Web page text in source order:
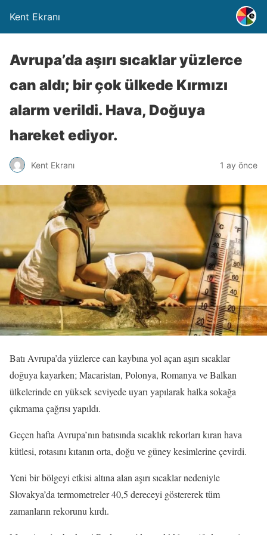
Kent Ekranı
Avrupa’da aşırı sıcaklar yüzlerce
can aldı; bir çok ülkede Kırmızı
alarm verildi. Hava, Doğuya
hareket ediyor.
Kent Ekranı 1 ay önce
Batı Avrupa’da yüzlerce can kaybına yol açan aşırı sıcaklar
doğuya kayarken; Macaristan, Polonya, Romanya ve Balkan
ülkelerinde en yüksek seviyede uyarı yapılarak halka sokağa
çıkmama çağrısı yapıldı.
Geçen hafta Avrupa’nın batısında sıcaklık rekorları kıran hava
kütlesi, rotasını kıtanın orta, doğu ve güney kesimlerine çevirdi.
Yeni bir bölgeyi etkisi altına alan aşırı sıcaklar nedeniyle
Slovakya’da termometreler 40,5 dereceyi göstererek tüm
zamanların rekorunu kırdı.